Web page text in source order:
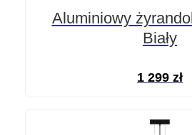
Aluminiowy
Biały
1 299 zł